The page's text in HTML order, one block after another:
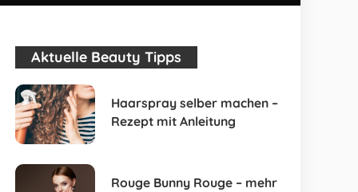
Aktuelle Beauty Tipps
Haarspray selber machen –
Rezept mit Anleitung
Rouge Bunny Rouge – mehr